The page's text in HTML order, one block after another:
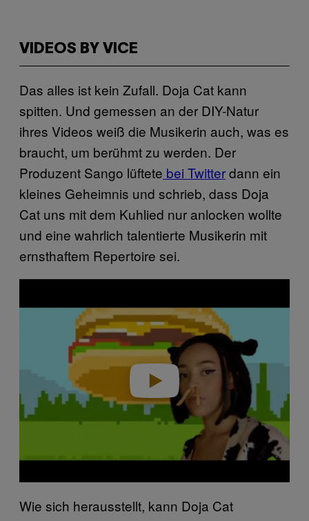
VIDEOS BY VICE
Das alles ist kein Zufall. Doja Cat kann
spitten. Und gemessen an der DIY-Natur
ihres Videos weiß die Musikerin auch, was es
braucht, um berühmt zu werden. Der
Produzent Sango lüftete bei Twitterdann ein
kleines Geheimnis und schrieb, dass Doja
Cat uns mit dem Kuhlied nur anlocken wollte
und eine wahrlich talentierte Musikerin mit
ernsthaftem Repertoire sei.
Wie sich herausstellt, kann Doja Cat